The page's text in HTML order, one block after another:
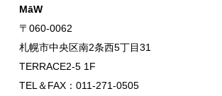
MāW
〒060-0062
札幌市中央区南2条西5丁目31
TERRACE2-5 1F
TEL＆FAX：011-271-0505